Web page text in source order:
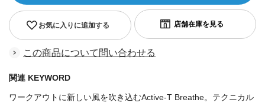
お気に入りに追加する
この商品について問い合わせる
関連 KEYWORD
ワークアウトに新しい風を吹き込むActive-T Breathe。テクニカル